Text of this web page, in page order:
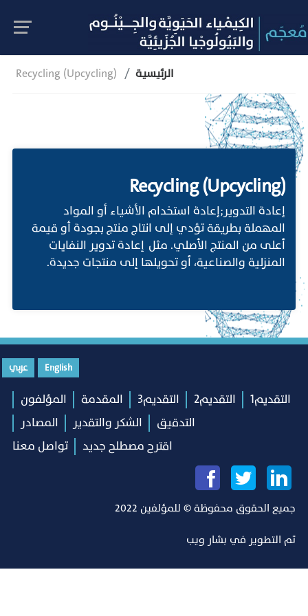
Recycling (Upcycling) الرئيسية
Recycling (Upcycling)
إعادة التدوير;إعادة استخدام الأشياء أو المواد
المهملة بطريقة تؤدي إلى انتاج منتج بجودة أو قيمة
أعلى من المنتج الأصلي. مثل إعادة تدوير النفايات
المنزلية والصناعية، أو تحويلها إلى منتجات جديدة.
English عربي
التقديم1 التقديم2 التقديم3 المقدمة
المؤلفون
التدقيق
الشكر والتقدير
المصادر
اقترح مصطلح جديد
تواصل معنا
جميع الحقوق محفوظة © للمؤلفين 2022
تم التطوير في بشار ويب